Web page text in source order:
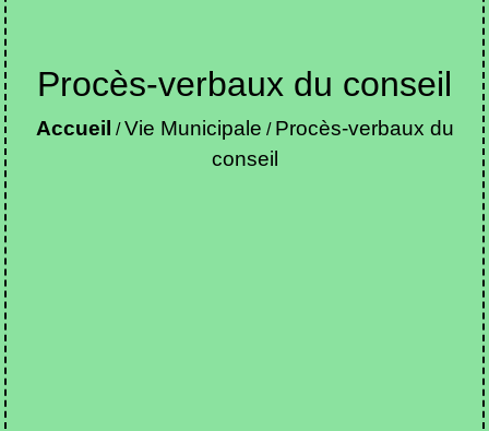
Procès-verbaux du conseil
Accueil /Vie Municipale / Procès-verbaux du
conseil